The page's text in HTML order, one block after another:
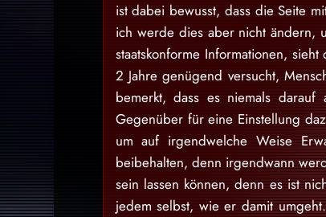
ist dabei bewusst, dass die Seite
ich werde dies aber nicht ändern,
staatskonforme Informationen,
2 Jahre genügend versucht,
bemerkt, dass es niemals
Gegenüber für eine Einstellung
um auf irgendwelche Weise
beibehalten, denn irgendwann
sein lassen können, denn es ist
jedem selbst, wie er damit